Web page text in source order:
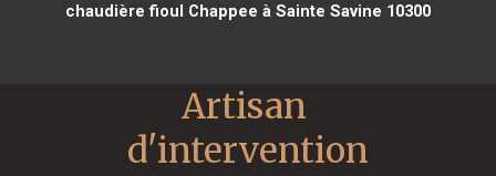
chaudière fioul Chappee à Sainte Savine 10300
Artisan
d'intervention